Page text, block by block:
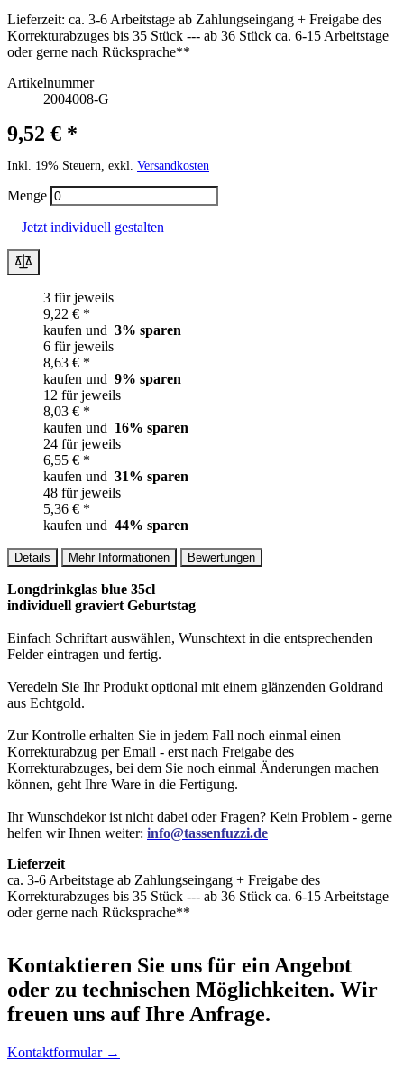
Lieferzeit: ca. 3-6 Arbeitstage ab Zahlungseingang + Freigabe des
Korrekturabzuges bis 35 Stück --- ab 36 Stück ca. 6-15 Arbeitstage
oder gerne nach Rücksprache**
Artikelnummer
2004008-G
9,52 € *
Inkl. 19% Steuern, exkl. Versandkosten
Menge
Jetzt individuell gestalten
3 für jeweils
9,22 € *
kaufen und 3% sparen
6 für jeweils
8,63 € *
kaufen und 9% sparen
12 für jeweils
8,03 € *
kaufen und 16% sparen
24 für jeweils
6,55 € *
kaufen und 31% sparen
48 für jeweils
5,36 € *
kaufen und 44% sparen
Details Mehr Informationen Bewertungen
Longdrinkglas blue 35cl
individuell graviert Geburtstag
Einfach Schriftart auswählen, Wunschtext in die entsprechenden
Felder eintragen und fertig.
Veredeln Sie Ihr Produkt optional mit einem glänzenden Goldrand
aus Echtgold.
Zur Kontrolle erhalten Sie in jedem Fall noch einmal einen
Korrekturabzug per Email - erst nach Freigabe des
Korrekturabzuges, bei dem Sie noch einmal Änderungen machen
können, geht Ihre Ware in die Fertigung.
Ihr Wunschdekor ist nicht dabei oder Fragen? Kein Problem - gerne
helfen wir Ihnen weiter: info@tassenfuzzi.de
Lieferzeit
ca. 3-6 Arbeitstage ab Zahlungseingang + Freigabe des
Korrekturabzuges bis 35 Stück --- ab 36 Stück ca. 6-15 Arbeitstage
oder gerne nach Rücksprache**
Kontaktieren Sie uns für ein Angebot
oder zu technischen Möglichkeiten. Wir
freuen uns auf Ihre Anfrage.
Kontaktformular →